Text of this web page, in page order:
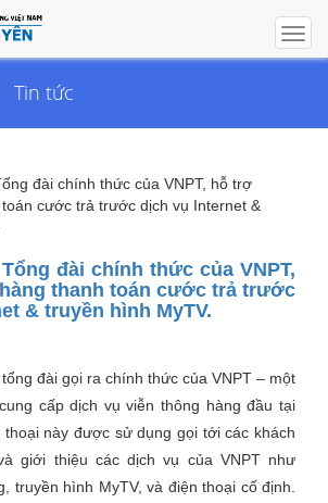
Tin tức
Tổng đài chính thức của VNPT,
thanh toán cước trả trước
& truyền hình MyTV.
đài gọi ra chính thức của VNPT – một
cấp dịch vụ viễn thông hàng đầu tại
thoại này được sử dụng gọi tới các khách
giới thiệu các dịch vụ của VNPT như
truyền hình MyTV, và điện thoại cố định.